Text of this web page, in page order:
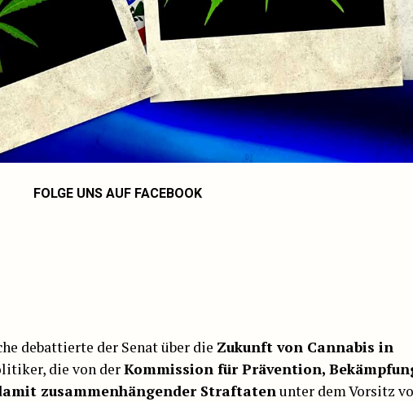
FOLGE UNS AUF FACEBOOK
debattierte der Senat über die Zukunft von Cannabis in
die von derKommission für Prävention,
zusammenhängender Straftaten unter dem Vorsitz